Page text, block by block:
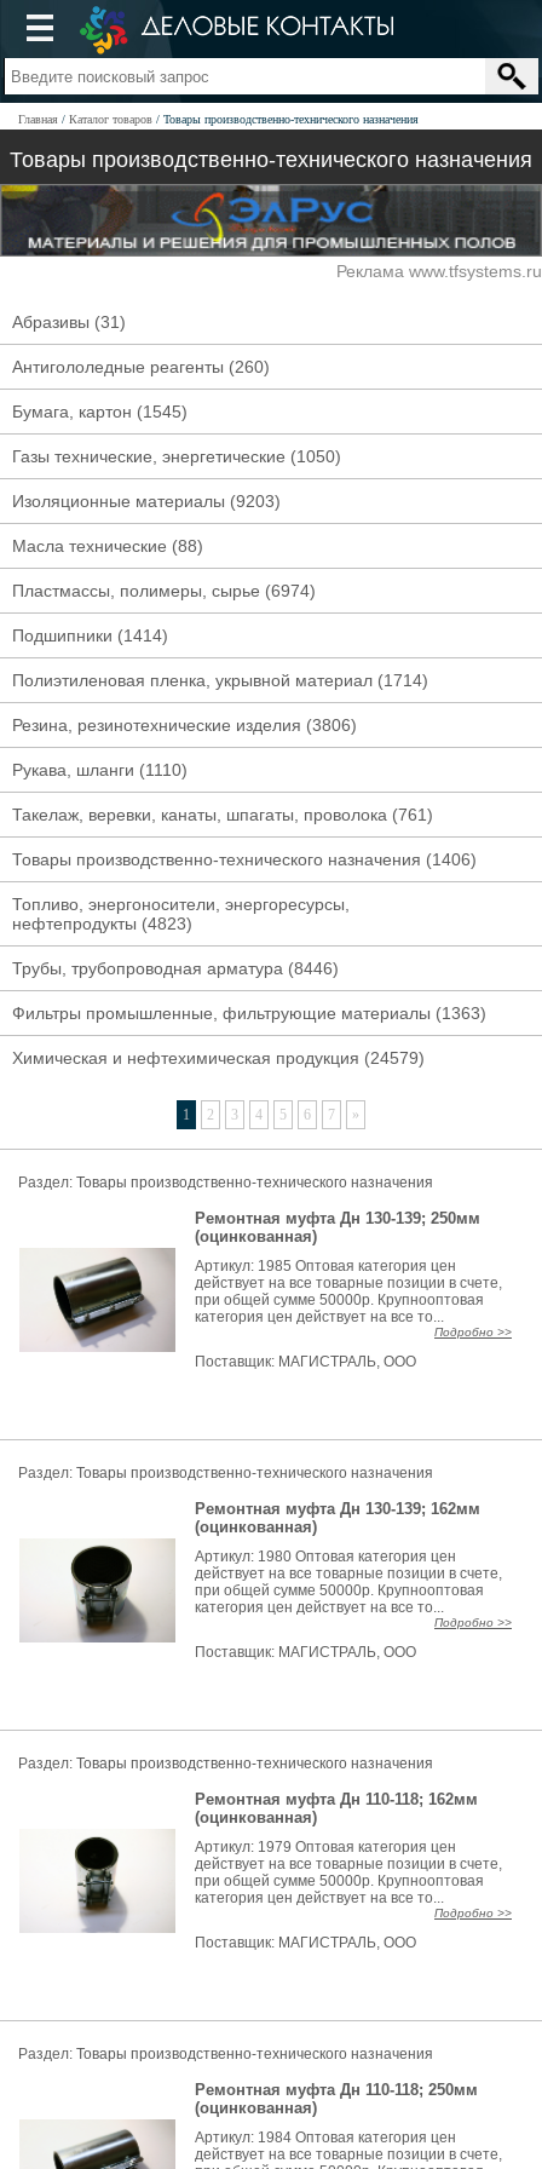
Главная Каталог товаров Товары производственно-технического назначения
Товары производственно-технического назначения
Реклама www.tfsystems.ru
Абразивы (31)
Антигололедные реагенты (260)
Бумага, картон (1545)
Газы технические, энергетические (1050)
Изоляционные материалы (9203)
Масла технические (88)
Пластмассы, полимеры, сырье (6974)
Подшипники (1414)
Полиэтиленовая пленка, укрывной материал (1714)
Резина, резинотехнические изделия (3806)
Рукава, шланги (1110)
Такелаж, веревки, канаты, шпагаты, проволока (761)
Товары производственно-технического назначения (1406)
Топливо, энергоносители, энергоресурсы,
нефтепродукты (4823)
Трубы, трубопроводная арматура (8446)
Фильтры промышленные, фильтрующие материалы (1363)
Химическая и нефтехимическая продукция (24579)
1 2 3 4 5 6 7 »
Раздел: Товары производственно-технического назначения
Ремонтная муфта Дн 130-139; 250мм
(оцинкованная)
Артикул: 1985 Оптовая категория цен
действует на все товарные позиции в счете,
при общей сумме 50000р. Крупнооптовая
категория цен действует на все то...
Подробно >>
Поставщик: МАГИСТРАЛЬ, ООО
Раздел: Товары производственно-технического назначения
Ремонтная муфта Дн 130-139; 162мм
(оцинкованная)
Артикул: 1980 Оптовая категория цен
действует на все товарные позиции в счете,
при общей сумме 50000р. Крупнооптовая
категория цен действует на все то...
Подробно >>
Поставщик: МАГИСТРАЛЬ, ООО
Раздел: Товары производственно-технического назначения
Ремонтная муфта Дн 110-118; 162мм
(оцинкованная)
Артикул: 1979 Оптовая категория цен
действует на все товарные позиции в счете,
при общей сумме 50000р. Крупнооптовая
категория цен действует на все то...
Подробно >>
Поставщик: МАГИСТРАЛЬ, ООО
Раздел: Товары производственно-технического назначения
Ремонтная муфта Дн 110-118; 250мм
(оцинкованная)
Артикул: 1984 Оптовая категория цен
действует на все товарные позиции в счете,